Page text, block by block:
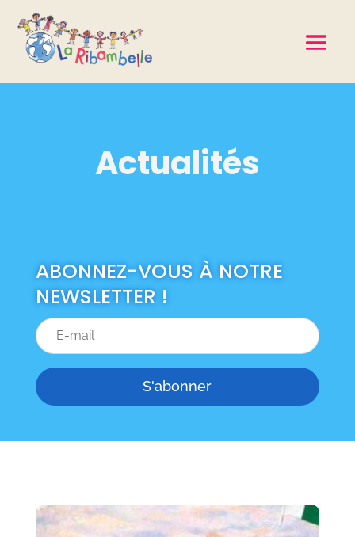
Actualités
ABONNEZ-VOUS À NOTRE
NEWSLETTER !
S'abonner